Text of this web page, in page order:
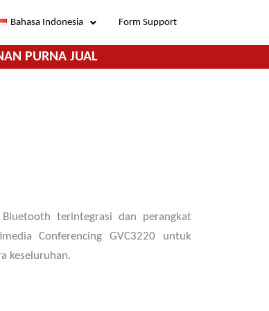
Bahasa Indonesia Form Support
PURNA JUAL
terintegrasi dan perangkat
Conferencing GVC3220 untuk
keseluruhan.